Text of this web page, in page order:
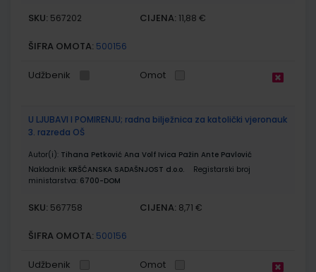
SKU: 567202 CIJENA: 11,88 €
ŠIFRA OMOTA: 500156
Udžbenik Omot
U LJUBAVI I POMIRENJU; radna bilježnica za katolički vjeronauk
3. razreda OŠ
Autor(i): Tihana Petković Ana Volf Ivica Pažin Ante Pavlović
Nakladnik: KRŠĆANSKA SADAŠNJOST d.o.o.
Registarski broj
ministarstva: 6700-DOM
SKU: 567758 CIJENA: 8,71 €
ŠIFRA OMOTA: 500156
Udžbenik Omot